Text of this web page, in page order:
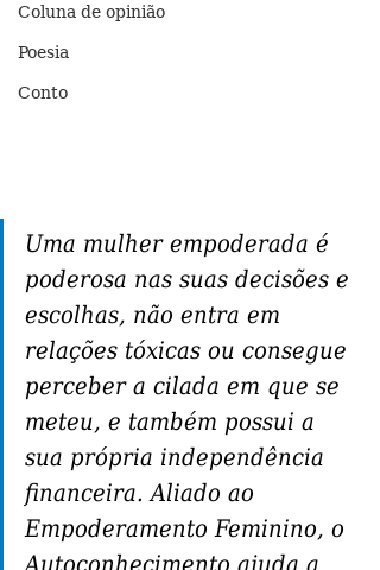
Coluna de opinião
Poesia
Conto
Uma mulher empoderada é
poderosa nas suas decisões e
escolhas, não entra em
relações tóxicas ou consegue
perceber a cilada em que se
meteu, e também possui a
sua própria independência
financeira. Aliado ao
Empoderamento Feminino, o
Autoconhecimento ajuda a